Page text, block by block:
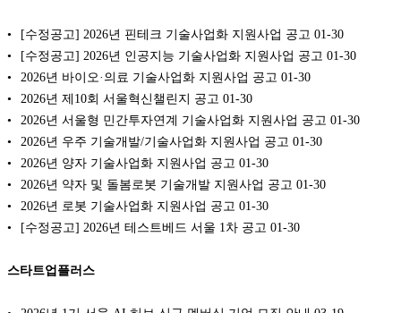
[수정공고] 2026년 핀테크 기술사업화 지원사업 공고 01-30
[수정공고] 2026년 인공지능 기술사업화 지원사업 공고 01-30
2026년 바이오·의료 기술사업화 지원사업 공고 01-30
2026년 제10회 서울혁신챌린지 공고 01-30
2026년 서울형 민간투자연계 기술사업화 지원사업 공고 01-30
2026년 우주 기술개발/기술사업화 지원사업 공고 01-30
2026년 양자 기술사업화 지원사업 공고 01-30
2026년 약자 및 돌봄로봇 기술개발 지원사업 공고 01-30
2026년 로봇 기술사업화 지원사업 공고 01-30
[수정공고] 2026년 테스트베드 서울 1차 공고 01-30
스타트업플러스